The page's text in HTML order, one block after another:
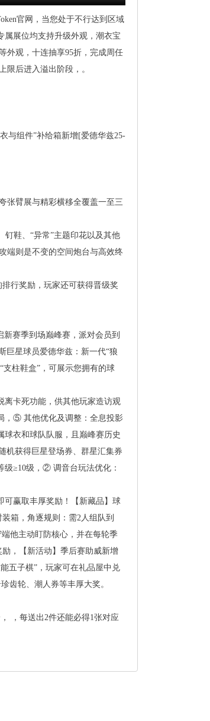
官网，当您处于不行达到区域
属展位均支持升级外观，潮衣宝
外观，十连抽享95折，完成周任
限后进入溢出阶段，。
与组件”补给箱新增[爱德华兹25-
张臂展与精彩横移全覆盖一至三
钉鞋、“异常”主题印花以及其他
端则是不变的空间炮台与高效终
行奖励，玩家还可获得晋级奖
赛季到场巅峰赛，派对会员到
巨星球员爱德华兹：新一代“狼
柱鞋盒”，可展示您拥有的球
离卡死功能，供其他玩家造访观
，⑤其他优化及调整：全息投影
衣和球队队服，且巅峰赛历史
机获得巨星登场券、群星汇集券
级≥10级，②调音台玩法优化：
可赢取丰厚奖励！【新藏品】球
箱，角逐规则：需2人组队到
他主动盯防核心，并在每轮季
，【新活动】季后赛助威新增
五子棋”，玩家可在礼品屋中兑
齿轮、潮人券等丰厚大奖。
，每送出2件还能必得1张对应